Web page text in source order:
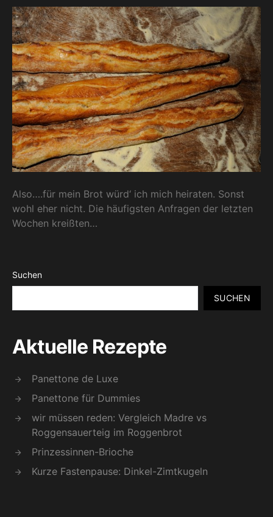
Also….für mein Brot würd‘ ich mich heiraten. Sonst
wohl eher nicht. Die häufigsten Anfragen der letzten
Wochen kreißten…
Suchen
SUCHEN
Aktuelle Rezepte
Panettone de Luxe
Panettone für Dummies
wir müssen reden: Vergleich Madre vs
Roggensauerteig im Roggenbrot
Prinzessinnen-Brioche
Kurze Fastenpause: Dinkel-Zimtkugeln